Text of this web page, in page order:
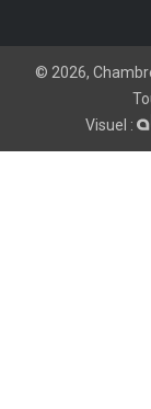
© 2026,
Visuel :